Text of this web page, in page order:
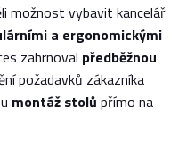
možnost vybavit kancelář
a ergonomickými
zahrnoval předběžnou
požadavků zákazníka
montáž stolů přímo na